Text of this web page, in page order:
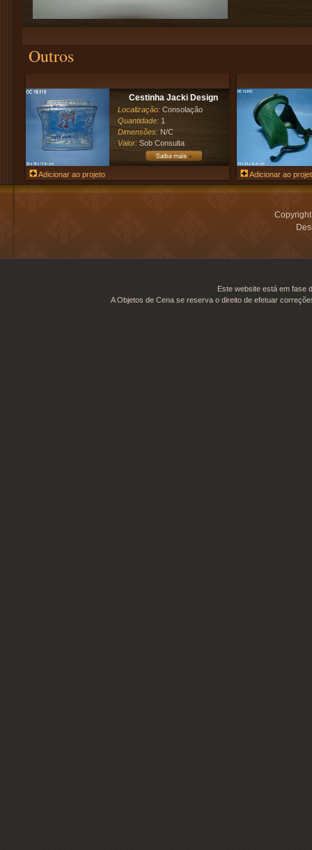
Outros
Cestinha Jacki Design
Localização: Consolação
Quantidade: 1
Dimensões: N/C
Valor: Sob Consulta
Adicionar ao projeto Adicionar ao
Este website está em fase
A Objetos de Cena se reserva o direito de efetuar